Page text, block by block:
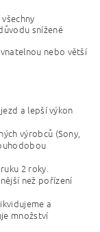
snížené
nebo větší
a lepší výkon
výrobců (Sony,
2 roky.
než pořízení
a
množství